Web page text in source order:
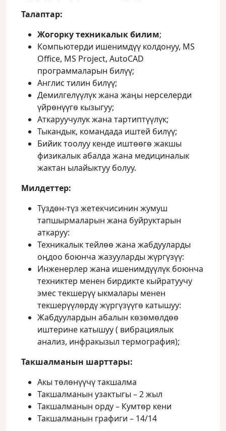
Талаптар:
Жогорку техникалык билим;
Компьютерди ишенимдүү колдонуу, MS
Office, MS Project, AutoCAD
программаларын билүү;
Англис тилин билүү;
Демилгелүүлүк жана жаңы нерселерди
үйрөнүүгө кызыгуу;
Аткаруучулук жана тартиптүүлүк;
Тыкандык, командада иштей билүү;
Бийик тоолуу кенде иштөөгө жакшы
физикалык абалда жана медициналык
жактан ылайыктуу болуу.
Милдеттер:
Түздөн-түз жетекчисинин жумуш
тапшырмаларын жана буйруктарын
аткаруу:
Техникалык тейлөө жана жабдууларды
оңдоо боюнча жазууларды жүргүзүү:
Инженерлер жана ишенимдүүлүк боюнча
техниктер менен бирдикте кыйратуучу
эмес текшерүү ыкмалары менен
текшерүүлөрдү жүргүзүүгө катышуу:
Жабдуулардын абалын көзөмөлдөө
иштерине катышуу ( вибрациялык
анализ, инфракызыл термография);
Такшалманын шарттары:
Акы төлөнүүчү такшалма
Такшалманын узактыгы – 2 жыл
Такшалманын орду – Кумтөр кени
Такшалманын графиги – 14/14